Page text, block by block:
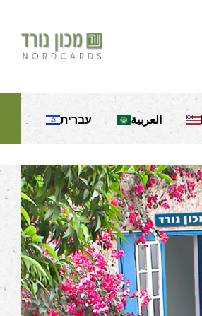
עברית العربية